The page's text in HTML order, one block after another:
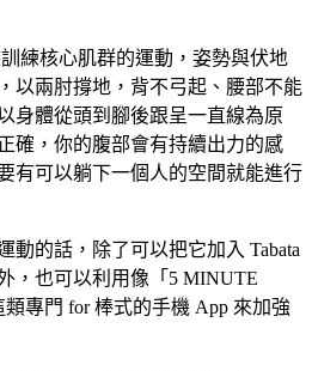
練核心肌群的運動，姿勢與伏地
以兩肘撐地，背不弓起、腰部不能
身體從頭到腳後跟呈一直線為原
確，你的腹部會有持續出力的感
有可以躺下一個人的空間就能進行
動的話，除了可以把它加入 Tabata
，也可以利用像「5 MINUTE
專門 for 棒式的手機 App 來加強